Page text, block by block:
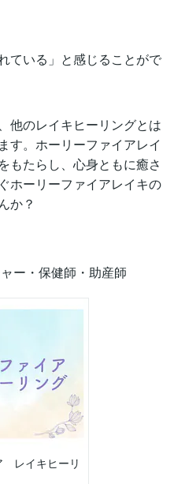
ている」と感じることがで
他のレイキヒーリングとは
す。ホーリーファイアレイ
もたらし、心身ともに癒さ
ホーリーファイアレイキの
か？
ー・保健師・助産師
レイキヒーリ